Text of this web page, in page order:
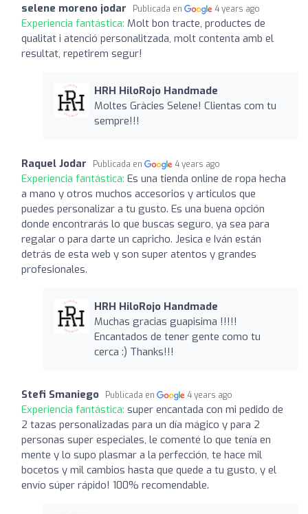
selene moreno jodar Publicada en 4 years ago
Experiencia fantástica: Molt bon tracte, productes de
qualitat i atenció personalitzada, molt contenta amb el
resultat, repetirem segur!
HRH HiloRojo Handmade
Moltes Gràcies Selene! Clientas com tu
sempre!!!
Raquel Jodar Publicada en 4 years ago
Experiencia fantástica: Es una tienda online de ropa hecha
a mano y otros muchos accesorios y articulos que
puedes personalizar a tu gusto. Es una buena opción
donde encontrarás lo que buscas seguro, ya sea para
regalar o para darte un capricho. Jesica e Iván están
detrás de esta web y son super atentos y grandes
profesionales.
HRH HiloRojo Handmade
Muchas gracias guapisima !!!!!
Encantados de tener gente como tu
cerca :) Thanks!!!
Stefi Smaniego Publicada en 4 years ago
Experiencia fantástica: super encantada con mi pedido de
2 tazas personalizadas para un día mágico y para 2
personas super especiales, le comenté lo que tenía en
mente y lo supo plasmar a la perfección, te hace mil
bocetos y mil cambios hasta que quede a tu gusto, y el
envío súper rápido! 100% recomendable.